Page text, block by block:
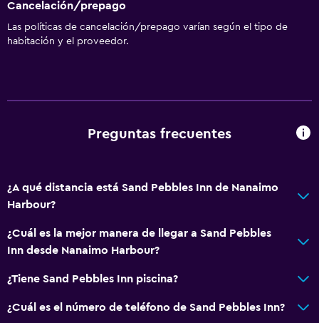
Cancelación/prepago
Las políticas de cancelación/prepago varían según el tipo de
habitación y el proveedor.
Preguntas frecuentes
¿A qué distancia está Sand Pebbles Inn de Nanaimo
Harbour?
¿Cuál es la mejor manera de llegar a Sand Pebbles
Inn desde Nanaimo Harbour?
¿Tiene Sand Pebbles Inn piscina?
¿Cuál es el número de teléfono de Sand Pebbles Inn?